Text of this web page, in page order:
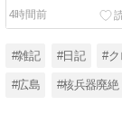
4時間前
#雑記 #日記 #ク
#広島 #核兵器廃絶